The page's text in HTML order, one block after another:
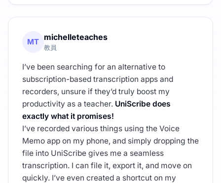
MT michelleteaches
教員
I’ve been searching for an alternative to
subscription-based transcription apps and
recorders, unsure if they’d truly boost my
productivity as a teacher. UniScribe does
exactly what it promises!
I’ve recorded various things using the Voice
Memo app on my phone, and simply dropping the
file into UniScribe gives me a seamless
transcription. I can file it, export it, and move on
quickly. I’ve even created a shortcut on my